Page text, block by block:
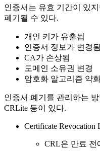
인증서는 유효 기간이 있
폐기될 수 있다.
개인 키가 유출됨
인증서 정보가 변경
CA가 손상됨
도메인 소유권 변경
암호화 알고리즘 약
인증서 폐기를 관리하는 방
CRLite 등이 있다.
Certificate Revocation
CRL은 만료 전